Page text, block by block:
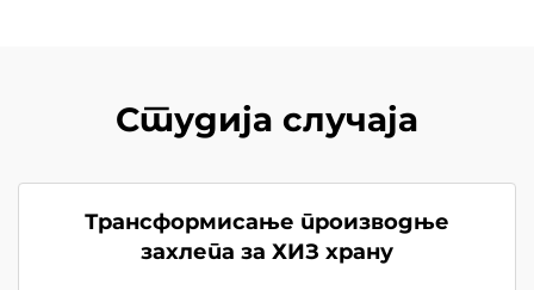
Студија случаја
Трансформисање производње
захлепа за ХИЗ храну